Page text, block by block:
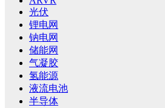
光伏
锂电网
钠电网
储能网
气凝胶
氢能源
液流电池
半导体